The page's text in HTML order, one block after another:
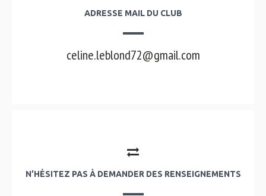
ADRESSE MAIL DU CLUB
celine.leblond72@gmail.com
N'HÉSITEZ PAS À DEMANDER DES RENSEIGNEMENTS